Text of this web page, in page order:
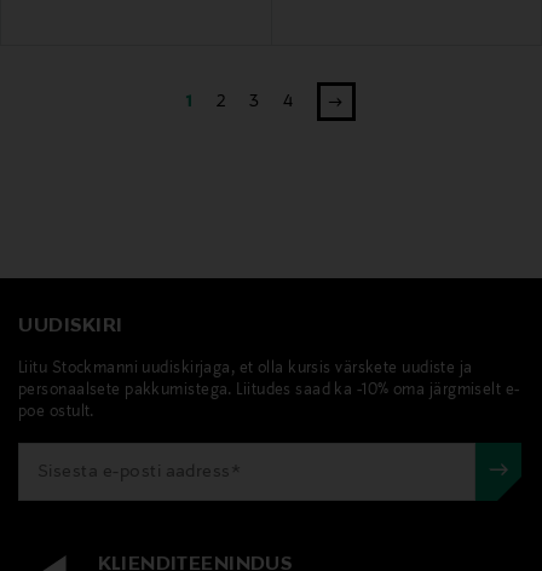
1 2 3 4
UUDISKIRI
Liitu Stockmanni uudiskirjaga, et olla kursis värskete uudiste ja
personaalsete pakkumistega. Liitudes saad ka -10% oma järgmiselt e-
poe ostult.
KLIENDITEENINDUS